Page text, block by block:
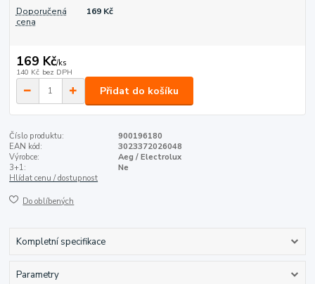
Doporučená
cena
169 Kč
169 Kč/ks
140 Kč bez DPH
Přidat do košíku
Číslo produktu:
900196180
EAN kód:
3023372026048
Výrobce:
Aeg / Electrolux
3+1:
Ne
Hlídat cenu / dostupnost
Do oblíbených
Kompletní specifikace
Parametry